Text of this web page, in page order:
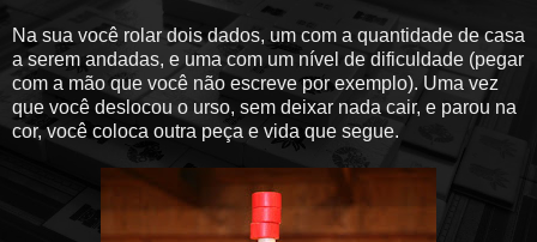
Na sua você rolar dois dados, um com a quantidade de casa
a serem andadas, e uma com um nível de dificuldade (pegar
com a mão que você não escreve por exemplo). Uma vez
que você deslocou o urso, sem deixar nada cair, e parou na
cor, você coloca outra peça e vida que segue.